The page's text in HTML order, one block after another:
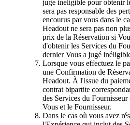
juge inéligible pour obtenir
sera pas responsable des
encourus par vous dans le
Headout ne sera pas non
prix de la Réservation si
d'obtenir les Services du
dernier Vous a jugé
Lorsque vous effectuez le
une Confirmation de
Headout. À l'issue du
contrat bipartite
des Services du
Vous et le Fournisseur.
Dans le cas où vous avez